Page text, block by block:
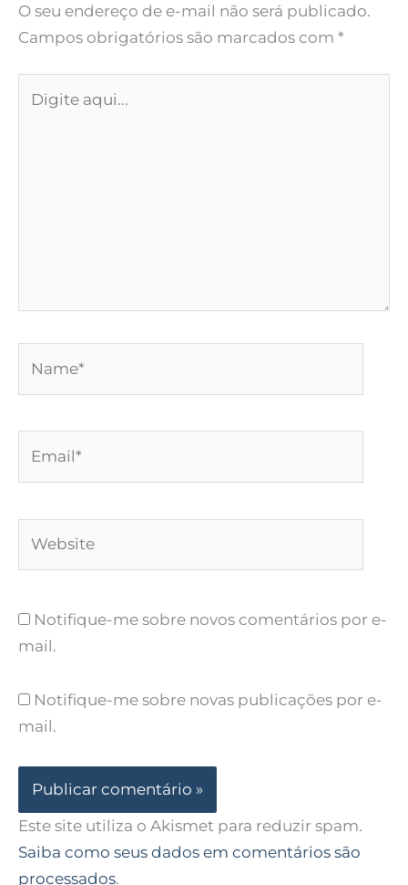
O seu endereço de e-mail não será publicado.
Campos obrigatórios são marcados com *
aqui...
Notifique-me sobre novos comentários por e-
mail.
Notifique-me sobre novas publicações por e-
mail.
Este site utiliza o Akismet para reduzir spam.
Saiba como seus dados em comentários são
processados.